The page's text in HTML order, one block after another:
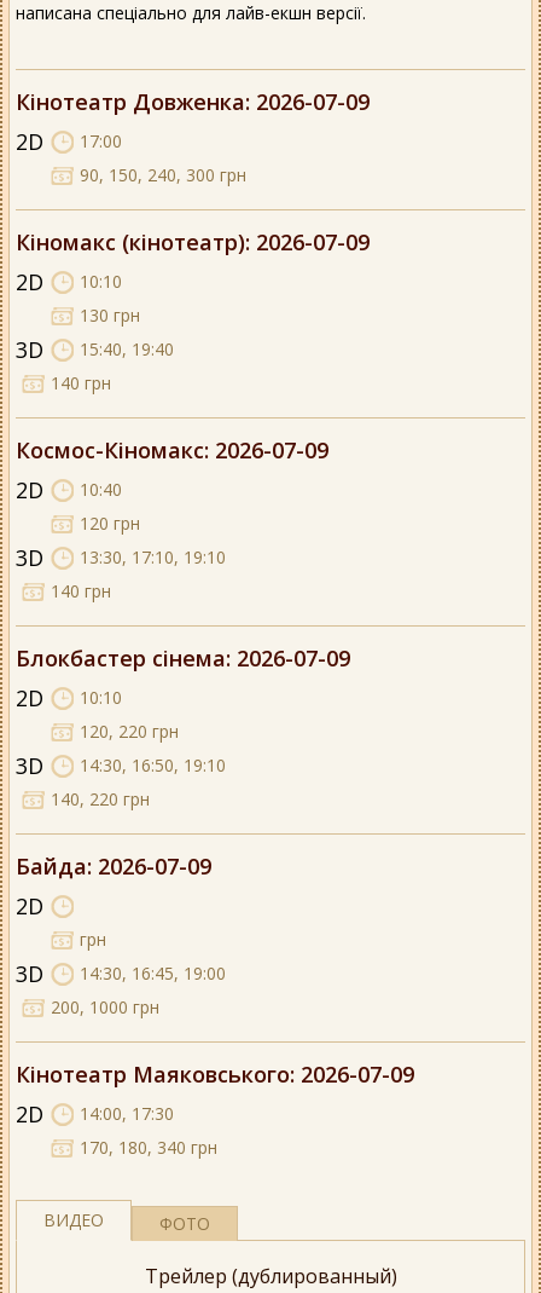
написана спеціально для лайв-екшн версії.
Кінотеатр Довженка: 2026-07-09
2D
17:00
90, 150, 240, 300 грн
Кіномакс (кінотеатр): 2026-07-09
2D
10:10
130 грн
3D
15:40, 19:40
140 грн
Космос-Кіномакс: 2026-07-09
2D
10:40
120 грн
3D
13:30, 17:10, 19:10
140 грн
Блокбастер сінема: 2026-07-09
2D
10:10
120, 220 грн
3D
14:30, 16:50, 19:10
140, 220 грн
Байда: 2026-07-09
2D
грн
3D
14:30, 16:45, 19:00
200, 1000 грн
Кінотеатр Маяковського: 2026-07-09
2D
14:00, 17:30
170, 180, 340 грн
ВИДЕО ФОТО
Трейлер (дублированный)